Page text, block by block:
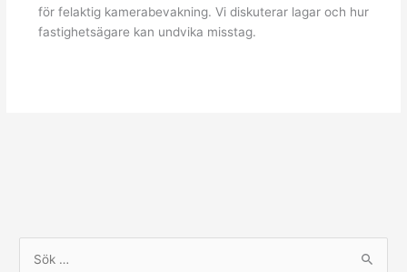
för felaktig kamerabevakning. Vi diskuterar lagar och hur
fastighetsägare kan undvika misstag.